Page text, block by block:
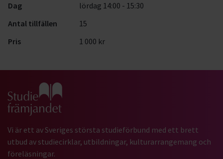
Dag
lördag 14:00 - 15:30
Antal tillfällen
15
Pris
1 000 kr
Gå till studiefrämjandets startsida
Vi är ett av Sveriges största studieförbund med ett brett
utbud av studiecirklar, utbildningar, kulturarrangemang och
föreläsningar.